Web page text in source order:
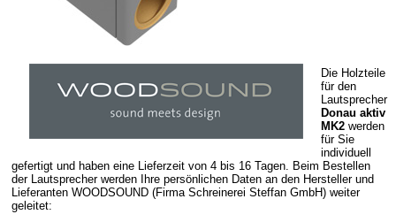
Die Holzteile
für den
Lautsprecher
Donau aktiv
MK2 werden
für Sie
individuell
gefertigt und haben eine Lieferzeit von 4 bis 16 Tagen. Beim Bestellen
der Lautsprecher werden Ihre persönlichen Daten an den Hersteller und
Lieferanten WOODSOUND (Firma Schreinerei Steffan GmbH) weiter
geleitet: